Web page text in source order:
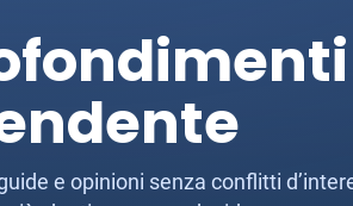
e opinioni senza conflitti